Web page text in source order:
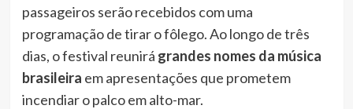
passageiros serão recebidos com uma
programação de tirar o fôlego. Ao longo de três
dias, o festival reunirá grandes nomes da música
brasileira em apresentações que prometem
incendiar o palco em alto-mar.